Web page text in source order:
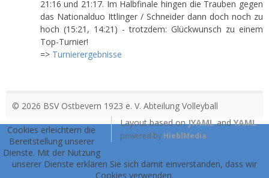
21:16 und 21:17. Im Halbfinale hingen die Trauben gegen
das Nationalduo Ittlinger / Schneider dann doch noch zu
hoch (15:21, 14:21) - trotzdem: Glückwunsch zu einem
Top-Turnier!
=> Turnierergebnisse
© 2026 BSV Ostbevern 1923 e. V. Abteilung Volleyball
Layout based onJYAMLandYAML
powered by HieblMedia
Cookies erleichtern die
Bereitstellung unserer
Dienste. Mit der Nutzung
unserer Dienste erklären Sie sich damit einverstanden, dass wir
Cookies verwenden.